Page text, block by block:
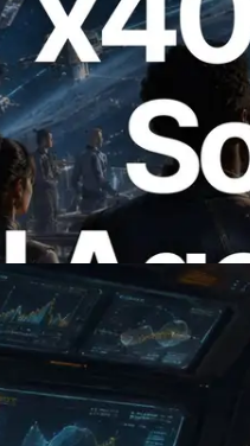
RPC'yi
ihtiyaç
ödeme